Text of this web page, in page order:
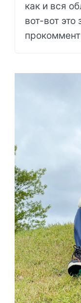
как и вся
вот-вот это